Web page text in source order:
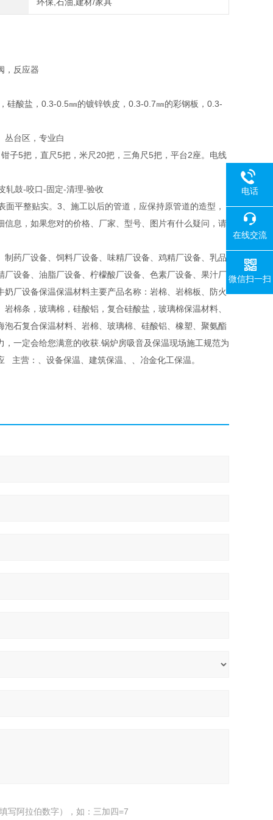
，反应器
硅酸盐，0.3-0.5㎜的镀锌铁皮，0.3-0.7㎜的彩钢板，0.3-
丛台区，专业白
子5把，直尺5把，米尺20把，三角尺5把，平台2座。电线
轧鼓-咬口-固定-清理-验收
平整贴实。3、施工以后的管道，应保持原管道的造型，
息，如果您对的价格、厂家、型号、图片有什么疑问，请
药厂设备、饲料厂设备、味精厂设备、鸡精厂设备、乳品
设备、油脂厂设备、柠檬酸厂设备、色素厂设备、果汁厂
厂设备保温保温材料主要产品名称：岩棉、岩棉板、防火
棉条，玻璃棉，硅酸铝，复合硅酸盐，玻璃棉保温材料、
石复合保温材料、岩棉、玻璃棉、硅酸铝、橡塑、聚氨酯
一定会给您满意的收获.锅炉房吸音及保温现场施工规范为
主营：、设备保温、建筑保温、、冶金化工保温。
写阿拉伯数字），如：三加四=7
电话
在线交流
微信扫一扫